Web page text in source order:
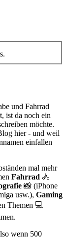
und Fahrrad
ist da noch ein
möchte.
hier - und weil
einfallen
mal mehr
Fahrrad 🚴
📸 (iPhone
usw.), Gaming
Themen 💻
wenn 500